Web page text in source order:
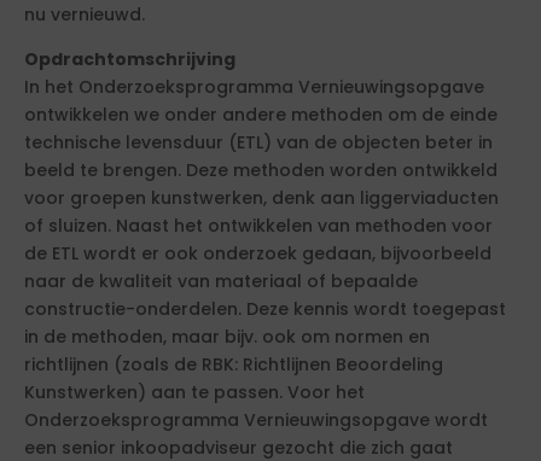
nu vernieuwd.
Opdrachtomschrijving
In het Onderzoeksprogramma Vernieuwingsopgave
ontwikkelen we onder andere methoden om de einde
technische levensduur (ETL) van de objecten beter in
beeld te brengen. Deze methoden worden ontwikkeld
voor groepen kunstwerken, denk aan liggerviaducten
of sluizen. Naast het ontwikkelen van methoden voor
de ETL wordt er ook onderzoek gedaan, bijvoorbeeld
naar de kwaliteit van materiaal of bepaalde
constructie-onderdelen. Deze kennis wordt toegepast
in de methoden, maar bijv. ook om normen en
richtlijnen (zoals de RBK: Richtlijnen Beoordeling
Kunstwerken) aan te passen. Voor het
Onderzoeksprogramma Vernieuwingsopgave wordt
een senior inkoopadviseur gezocht die zich gaat